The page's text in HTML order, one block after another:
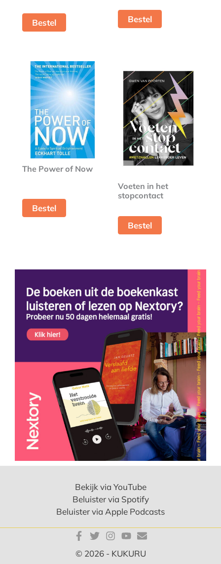
Bestel Bestel
The Power of Now
Bestel
Voeten in het
stopcontact
Bestel
Bekijk via YouTube
Beluister via Spotify
Beluister via Apple Podcasts
© 2026 - KUKURU